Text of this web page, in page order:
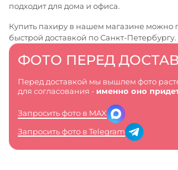
ФОТО ПЕРЕД
Перед доставкой мы вышлем фото
для согласования - именно оно
Запросить фото в MAX
Запросить фото в Telegram
подходит для дома и офиса.
Купить пахиру в нашем магазине можно
быстрой доставкой по Санкт-Петербургу.